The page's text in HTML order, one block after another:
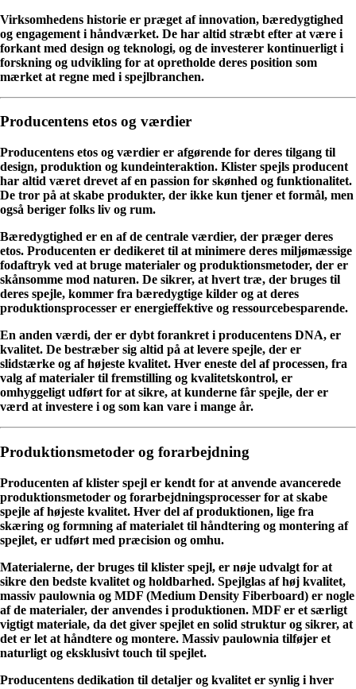
Virksomhedens historie er præget af innovation, bæredygtighed
og engagement i håndværket. De har altid stræbt efter at være i
forkant med design og teknologi, og de investerer kontinuerligt i
forskning og udvikling for at opretholde deres position som
mærket at regne med i spejlbranchen.
Producentens etos og værdier
Producentens etos og værdier er afgørende for deres tilgang til
design, produktion og kundeinteraktion. Klister spejls producent
har altid været drevet af en passion for skønhed og funktionalitet.
De tror på at skabe produkter, der ikke kun tjener et formål, men
også beriger folks liv og rum.
Bæredygtighed er en af ​​de centrale værdier, der præger deres
etos. Producenten er dedikeret til at minimere deres miljømæssige
fodaftryk ved at bruge materialer og produktionsmetoder, der er
skånsomme mod naturen. De sikrer, at hvert træ, der bruges til
deres spejle, kommer fra bæredygtige kilder og at deres
produktionsprocesser er energieffektive og ressourcebesparende.
En anden værdi, der er dybt forankret i producentens DNA, er
kvalitet. De bestræber sig altid på at levere spejle, der er
slidstærke og af højeste kvalitet. Hver eneste del af processen, fra
valg af materialer til fremstilling og kvalitetskontrol, er
omhyggeligt udført for at sikre, at kunderne får spejle, der er
værd at investere i og som kan vare i mange år.
Produktionsmetoder og forarbejdning
Producenten af klister spejl er kendt for at anvende avancerede
produktionsmetoder og forarbejdningsprocesser for at skabe
spejle af højeste kvalitet. Hver del af produktionen, lige fra
skæring og formning af materialet til håndtering og montering af
spejlet, er udført med præcision og omhu.
Materialerne, der bruges til klister spejl, er nøje udvalgt for at
sikre den bedste kvalitet og holdbarhed. Spejlglas af høj kvalitet,
massiv paulownia og MDF (Medium Density Fiberboard) er nogle
af de materialer, der anvendes i produktionen. MDF er et særligt
vigtigt materiale, da det giver spejlet en solid struktur og sikrer, at
det er let at håndtere og montere. Massiv paulownia tilføjer et
naturligt og eksklusivt touch til spejlet.
Producentens dedikation til detaljer og kvalitet er synlig i hver